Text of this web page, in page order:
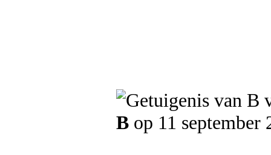
B op 11 september